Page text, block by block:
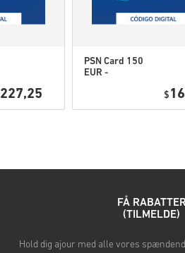
227,25
PSN Card 150
EUR -
Portugal
$
FÅ RABATTER
(TILMELDE)
Hold dig ajour med alle vores